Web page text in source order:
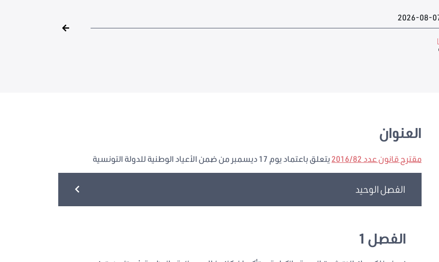
2026-08-
العنوان
مقترح قانون عدد 2016/82 يتعلق باعتماد يوم 17 ديسمبر من ضمن الأعياد الوطنية للدولة التونسية
الفصل الوحيد
الفصل 1